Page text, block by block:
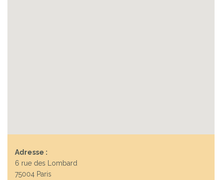
Adresse :
6 rue des Lombard
75004 Paris